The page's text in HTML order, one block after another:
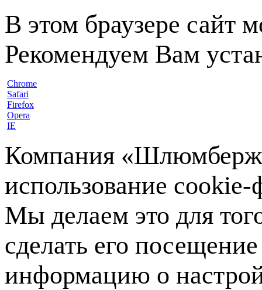
В этом браузере сайт
Рекомендуем Вам
Chrome
Safari
Firefox
Opera
IE
Компания
использование
Мы делаем это для
сделать его
информацию о